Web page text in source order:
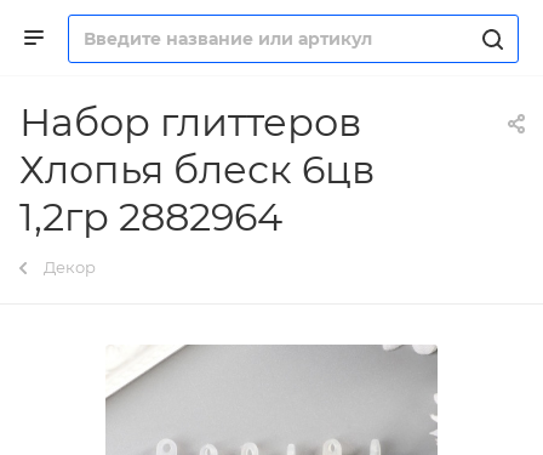
Набор глиттеров
Хлопья блеск 6цв
1,2гр 2882964
Декор